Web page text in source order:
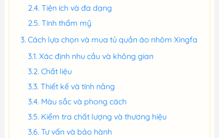
Tiện ích và đa dạng
Tính thẩm mỹ
Cách lựa chọn và mua tủ quần áo nhôm Xingfa
Xác định nhu cầu và không gian
Chất liệu
Thiết kế và tính năng
Màu sắc và phong cách
Kiểm tra chất lượng và thương hiệu
Tư vấn và bảo hành